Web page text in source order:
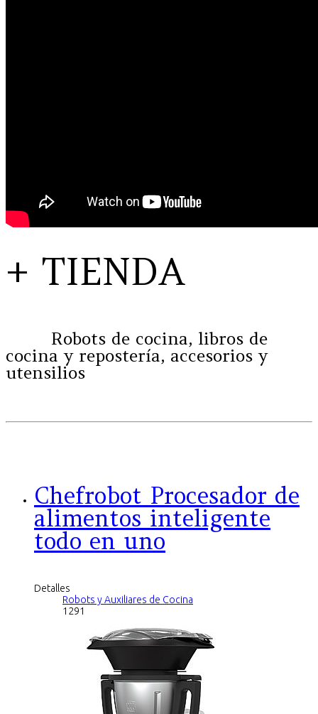
+ TIENDA
Robots de cocina, libros de
cocina y repostería, accesorios y
utensilios
Chefrobot Procesador de
alimentos inteligente
todo en uno
Detalles
Robots y Auxiliares de Cocina
1291